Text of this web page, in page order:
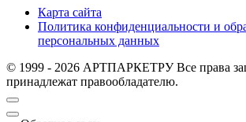
Карта сайта
Политика конфиденциальности и
персональных данных
© 1999 - 2026 АРТПАРКЕТРУ Все права
принадлежат правообладателю.